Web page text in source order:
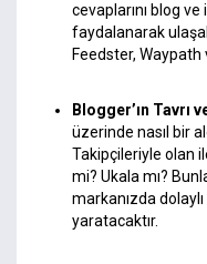
cevaplarını blog
faydalanarak
Feedster, Waypath
Blogger’ın Tavrı
üzerinde nasıl bir
Takipçileriyle olan
mi? Ukala mı?
markanızda
yaratacaktır.